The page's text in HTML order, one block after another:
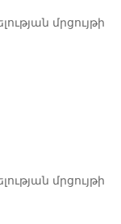
մրցույթի
մրցույթի